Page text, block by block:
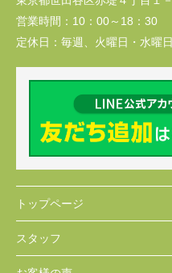
営業時間： 10：00～18：30
定休日： 毎週、火曜日・水曜
トップページ
スタッフ